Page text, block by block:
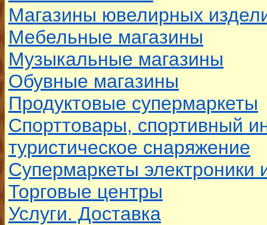
Магазины ювелирных
Мебельные магазины
Музыкальные магазины
Обувные магазины
Продуктовые супермаркеты
Спорттовары, спортивный
туристическое снаряжение
Супермаркеты электроники
Торговые центры
Услуги. Доставка